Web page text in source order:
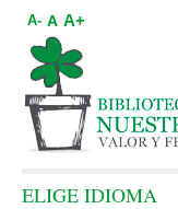
A- A A+
ELIGE IDIOMA